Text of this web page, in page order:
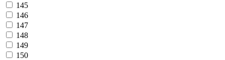
145
146
147
148
149
150